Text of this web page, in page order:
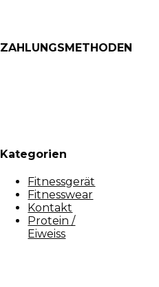
ZAHLUNGSMETHODEN
Kategorien
Fitnessgerät
Fitnesswear
Kontakt
Protein /
Eiweiss